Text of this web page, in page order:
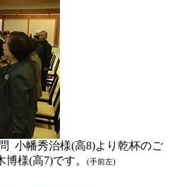
小幡秀治様(高8)より乾杯のご
様(高7)です。
(手前左)